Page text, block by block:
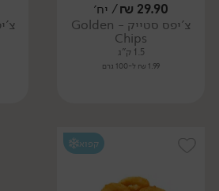
29.90
₪/ יח׳
צ'יפס סטייק - Golden
Chips
1.5 ק"ג
1.99 ₪ ל-100 גרם
קפוא